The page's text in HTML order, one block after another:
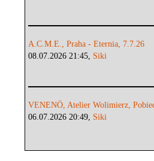
A.C.M.E., Praha - Eternia, 7.7.26
08.07.2026 21:45, Siki
VENENÖ, Atelier Wolimierz,
06.07.2026 20:49, Siki